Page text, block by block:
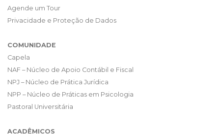
Agende um Tour
Privacidade e Proteção de Dados
COMUNIDADE
Capela
NAF – Núcleo de Apoio Contábil e Fiscal
NPJ – Núcleo de Prática Jurídica
NPP – Núcleo de Práticas em Psicologia
Pastoral Universitária
ACADÊMICOS